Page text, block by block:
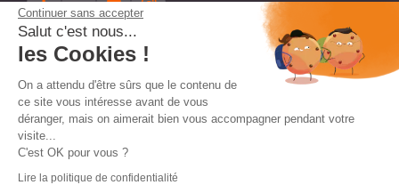
Continuer sans accepter
Salut c'est nous...
les Cookies !
On a attendu d'être sûrs que le contenu de
ce site vous intéresse avant de vous
déranger, mais on aimerait bien vous accompagner pendant votre
visite...
C'est OK pour vous ?
Lire la politique de confidentialité